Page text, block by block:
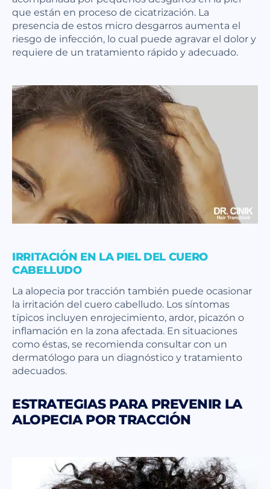
que están en proceso de cicatrización. La
presencia de estos micro desgarros aumenta el
riesgo de infección, lo cual puede agravar el dolor y
requiere de un tratamiento rápido y adecuado.
IRRITACIÓN EN LA PIEL DEL CUERO
CABELLUDO
La alopecia por tracción también puede ocasionar
la irritación del cuero cabelludo. Los síntomas
típicos incluyen enrojecimiento, ardor, picazón o
inflamación en la zona afectada. En situaciones
como éstas, se recomienda consultar con un
dermatólogo para un diagnóstico y tratamiento
adecuados.
ESTRATEGIAS PARA PREVENIR LA
ALOPECIA POR TRACCIÓN